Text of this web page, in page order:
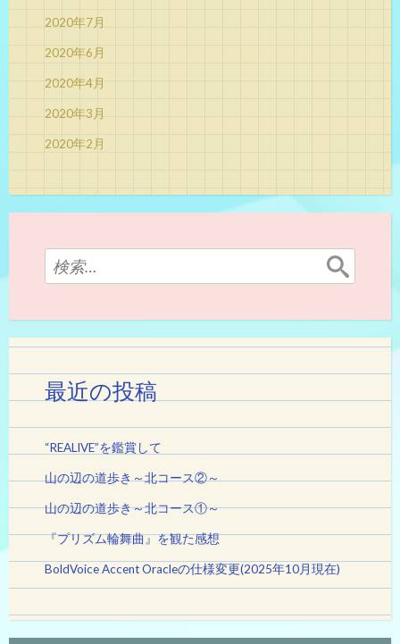
2020年7月
2020年6月
2020年4月
2020年3月
2020年2月
索:
最近の投稿
“REALIVE”を鑑賞して
山の辺の道歩き～北コース②～
山の辺の道歩き～北コース①～
『プリズム輪舞曲』を観た感想
BoldVoice Accent Oracleの仕様変更(2025年10月現在)